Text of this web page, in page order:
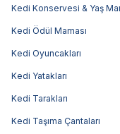
Kedi Konservesi & Yaş
Kedi Ödül Maması
Kedi Oyuncakları
Kedi Yatakları
Kedi Tarakları
Kedi Taşıma Çantaları